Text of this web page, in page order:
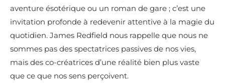
aventure ésotérique ou un roman de gare ; c’est une
invitation profonde à redevenir attentive à la magie du
quotidien. James Redfield nous rappelle que nous ne
sommes pas des spectatrices passives de nos vies,
mais des co-créatrices d’une réalité bien plus vaste
que ce que nos sens perçoivent.